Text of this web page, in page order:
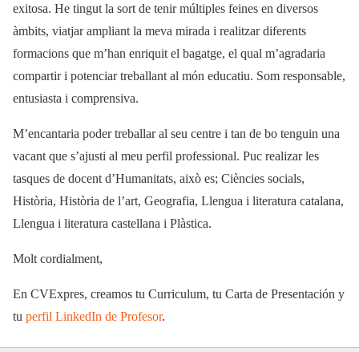
exitosa. He tingut la sort de tenir múltiples feines en diversos
àmbits, viatjar ampliant la meva mirada i realitzar diferents
formacions que m’han enriquit el bagatge, el qual m’agradaria
compartir i potenciar treballant al món educatiu. Som responsable,
entusiasta i comprensiva.
M’encantaria poder treballar al seu centre i tan de bo tenguin una
vacant que s’ajusti al meu perfil professional. Puc realizar les
tasques de docent d’Humanitats, això es; Ciències socials,
Història, Història de l’art, Geografia, Llengua i literatura catalana,
Llengua i literatura castellana i Plàstica.
Molt cordialment,
En CVExpres, creamos tu Curriculum, tu Carta de Presentación y
tu perfil LinkedIn de Profesor.